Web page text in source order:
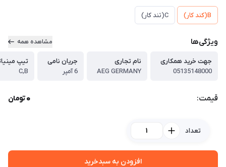
B(کند کار) C(تند کار)
ویژگی‌ها مشاهده همه
جهت خرید همکاری
05135148000
نام تجاری
AEG GERMANY
جریان نامی
6 آمپر
تیپ
C,B
قیمت: 0تومان
تعداد
افزودن به سبدخرید